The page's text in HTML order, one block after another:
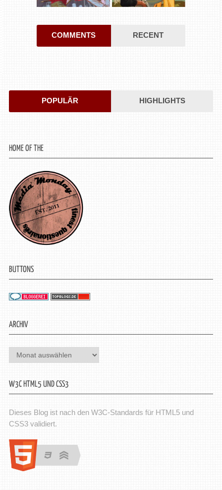
COMMENTS RECENT
POPULÄR HIGHLIGHTS
HOME OF THE
BUTTONS
ARCHIV
Archiv
W3C HTML5 UND CSS3
Dieses Blog ist nach den W3C-Standards für HTML5 und
CSS3 validiert.